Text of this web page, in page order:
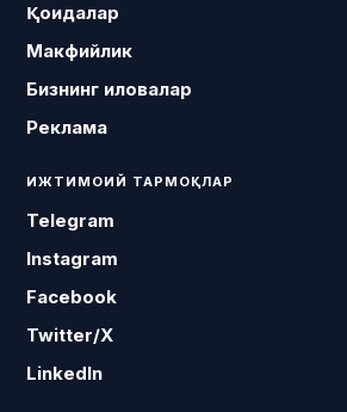
Қоидалар
Макфийлик
Бизнинг иловалар
Реклама
ИЖТИМОИЙ ТАРМОҚЛАР
Telegram
Instagram
Facebook
Twitter/X
LinkedIn